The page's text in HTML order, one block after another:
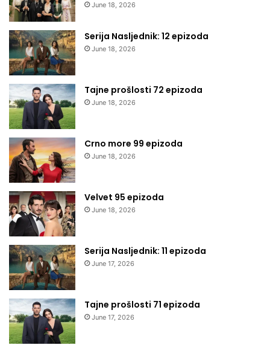
June 18, 2026
Serija Nasljednik: 12 epizoda
June 18, 2026
Tajne prošlosti 72 epizoda
June 18, 2026
Crno more 99 epizoda
June 18, 2026
Velvet 95 epizoda
June 18, 2026
Serija Nasljednik: 11 epizoda
June 17, 2026
Tajne prošlosti 71 epizoda
June 17, 2026